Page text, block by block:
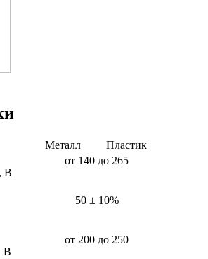
Металл Пластик
В
от 140 до 265
50 ± 10%
В
от 200 до 250